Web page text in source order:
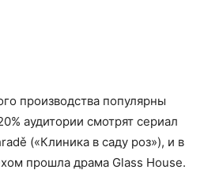
производства популярны
аудитории смотрят сериал
(«Клиника в саду роз»), и в
прошла драма Glass House.